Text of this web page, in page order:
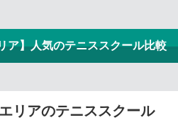
ア】人気のテニススクール比較
リアのテニススクール